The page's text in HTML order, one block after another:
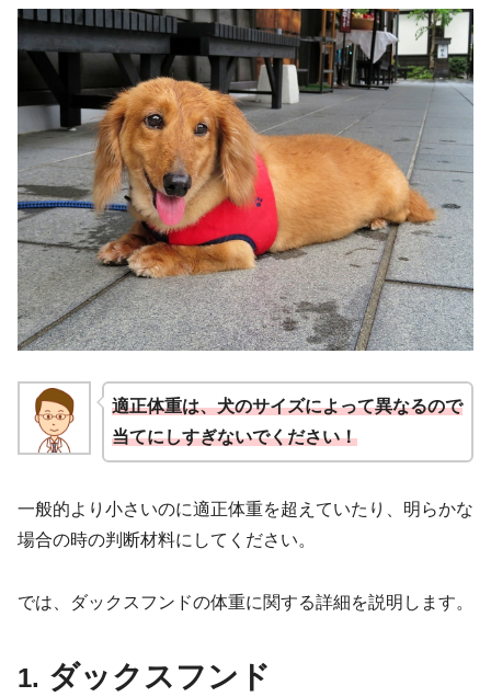
適正体重は、犬のサイズによって異なるので
当てにしすぎないでください！
一般的より小さいのに適正体重を超えていたり、明らかな
場合の時の判断材料にしてください。
では、ダックスフンドの体重に関する詳細を説明します。
1. ダックスフンド